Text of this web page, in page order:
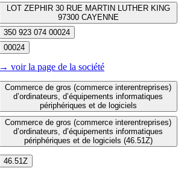
LOT ZEPHIR 30 RUE MARTIN LUTHER KING
97300 CAYENNE
350 923 074 00024
00024
→ voir la page de la société
Commerce de gros (commerce interentreprises)
d’ordinateurs, d’équipements informatiques
périphériques et de logiciels
Commerce de gros (commerce interentreprises)
d’ordinateurs, d’équipements informatiques
périphériques et de logiciels (46.51Z)
46.51Z